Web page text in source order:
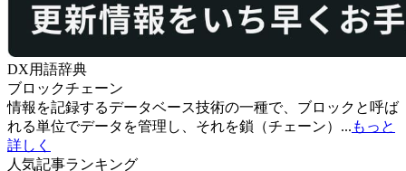
DX用語辞典
ブロックチェーン
情報を記録するデータベース技術の一種で、ブロックと呼ば
れる単位でデータを管理し、それを鎖（チェーン）... もっと
詳しく
人気記事ランキング